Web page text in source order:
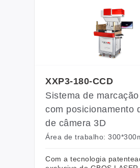
XXP3-180-CCD
Sistema de
com posicionamento
de câmera 3D
Área de trabalho:
Com a tecnologia